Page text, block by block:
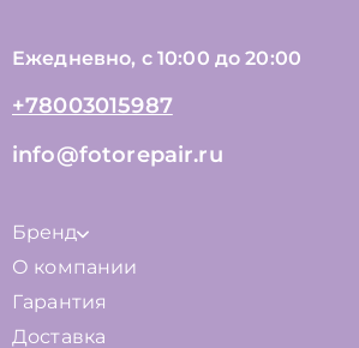
Ежедневно, с 10:00 до 20:00
+78003015987
info@fotorepair.ru
Бренд
О компании
Гарантия
Доставка